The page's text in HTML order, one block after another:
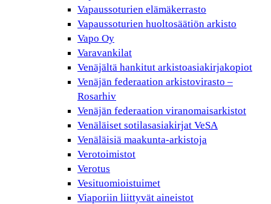
Vapaussoturien elämäkerrasto
Vapaussoturien huoltosäätiön arkisto
Vapo Oy
Varavankilat
Venäjältä hankitut arkistoasiakirjakopiot
Venäjän federaation arkistovirasto –
Rosarhiv
Venäjän federaation viranomaisarkistot
Venäläiset sotilasasiakirjat VeSA
Venäläisiä maakunta-arkistoja
Verotoimistot
Verotus
Vesituomioistuimet
Viaporiin liittyvät aineistot